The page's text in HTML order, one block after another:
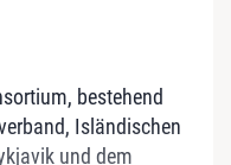
bestehend
Isländischen
und dem